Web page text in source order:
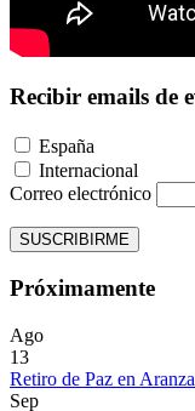
Recibir emails de
España
Internacional
Correo electrónico
SUSCRIBIRME
Próximamente
Ago
13
Retiro de Paz en
Sep